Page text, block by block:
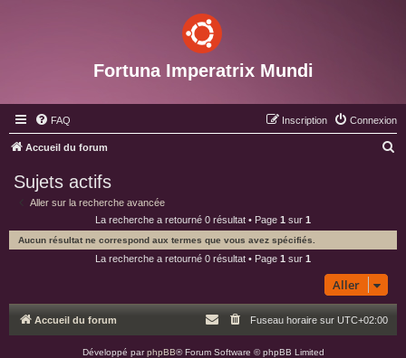
Fortuna Imperatrix Mundi
FAQ Connexion
Inscription
Accueil du forum
e
Sujets actifs
Aller sur la recherche avancée
La recherche a retourné 0 résultat • Page 1 sur 1
Aucun résultat ne correspond aux termes que vous avez spécifiés.
La recherche a retourné 0 résultat • Page 1 sur 1
Aller
Accueil du forum Fuseau horaire sur UTC+02:00
Développé parphpBB® Forum Software © phpBB Limited